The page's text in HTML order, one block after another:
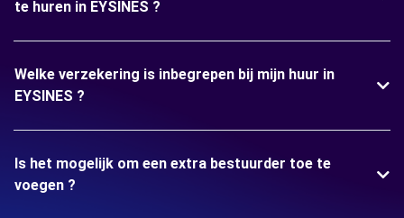
te huren in EYSINES ?
Welke verzekering is inbegrepen bij mijn huur in
EYSINES ?
Is het mogelijk om een extra bestuurder toe te
voegen ?